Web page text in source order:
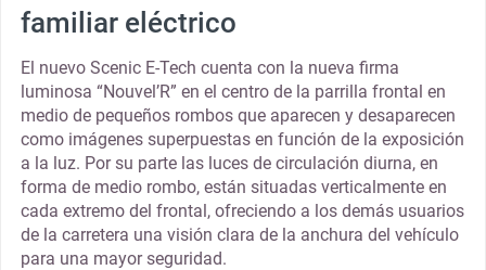
familiar eléctrico
El nuevo Scenic E-Tech cuenta con la nueva firma
luminosa “Nouvel’R” en el centro de la parrilla frontal en
medio de pequeños rombos que aparecen y desaparecen
como imágenes superpuestas en función de la exposición
a la luz. Por su parte las luces de circulación diurna, en
forma de medio rombo, están situadas verticalmente en
cada extremo del frontal, ofreciendo a los demás usuarios
de la carretera una visión clara de la anchura del vehículo
para una mayor seguridad.